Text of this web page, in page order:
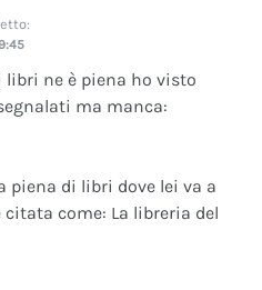
libri ne è piena ho visto
ma manca:
piena di libri dove lei va a
citata come: La libreria del